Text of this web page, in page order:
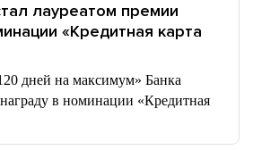
лауреатом премии
«Кредитная карта
дней на максимум» Банка
в номинации «Кредитная